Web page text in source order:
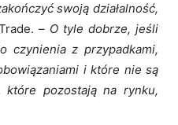
swoją działalność,
– O tyle dobrze, jeśli
czynienia z przypadkami,
i które nie są
pozostają na rynku,